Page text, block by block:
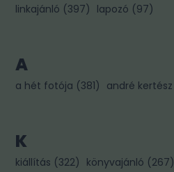
linkajánló (397) lapozó (97)
A
a hét fotója (381) andré kertész
K
kiállítás (322) könyvajánló (267)